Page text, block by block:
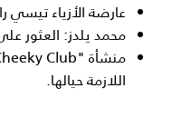
عارضة الأزياء تيسي راموس كوريرا: ضبط
محمد يلدز: العثور
اللازمة حيالها.